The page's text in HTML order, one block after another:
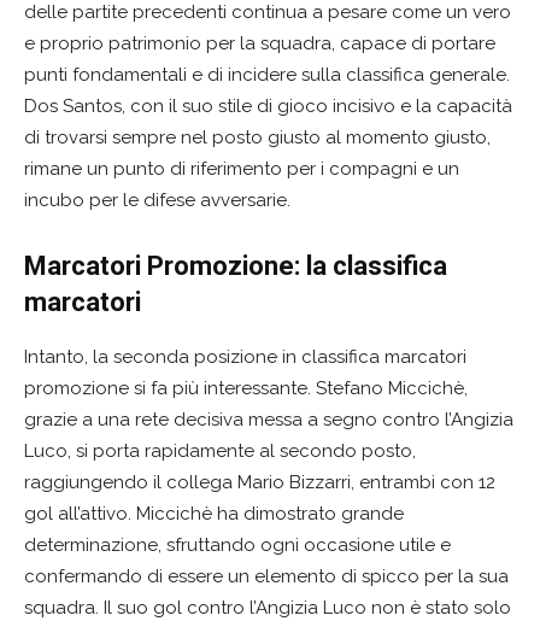
delle partite precedenti continua a pesare come un vero
e proprio patrimonio per la squadra, capace di portare
punti fondamentali e di incidere sulla classifica generale.
Dos Santos, con il suo stile di gioco incisivo e la capacità
di trovarsi sempre nel posto giusto al momento giusto,
rimane un punto di riferimento per i compagni e un
incubo per le difese avversarie.
Marcatori Promozione: la classifica
marcatori
Intanto, la seconda posizione in classifica marcatori
promozione si fa più interessante. Stefano Miccichè,
grazie a una rete decisiva messa a segno contro l’Angizia
Luco, si porta rapidamente al secondo posto,
raggiungendo il collega Mario Bizzarri, entrambi con 12
gol all’attivo. Miccichè ha dimostrato grande
determinazione, sfruttando ogni occasione utile e
confermando di essere un elemento di spicco per la sua
squadra. Il suo gol contro l’Angizia Luco non è stato solo